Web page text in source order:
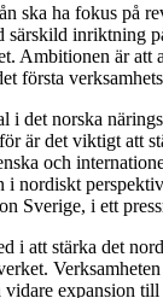
ska ha fokus på
särskild inriktning
Ambitionen är att
första
i det norska
är det viktigt att
och
i nordiskt
Sverige, i ett
i att stärka det
expansion till